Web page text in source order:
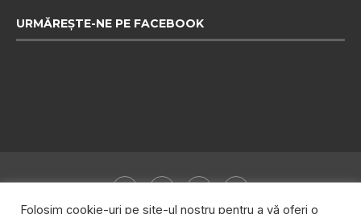
URMĂREȘTE-NE PE FACEBOOK
Folosim cookie-uri pe site-ul nostru pentru a vă oferi o